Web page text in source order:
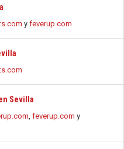
y feverup.com
Sevilla
, feverup.com y